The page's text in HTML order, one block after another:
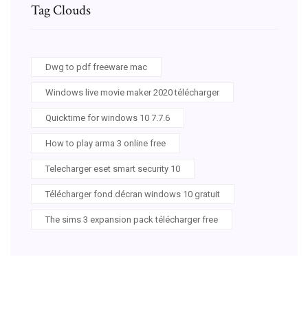
Tag Clouds
Dwg to pdf freeware mac
Windows live movie maker 2020 télécharger
Quicktime for windows 10 7.7.6
How to play arma 3 online free
Telecharger eset smart security 10
Télécharger fond décran windows 10 gratuit
The sims 3 expansion pack télécharger free